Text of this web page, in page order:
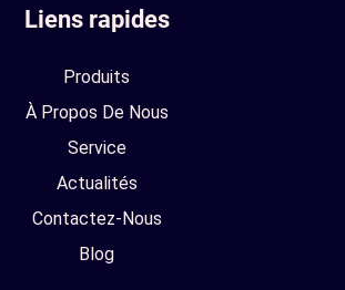
Liens rapides
Produits
À Propos De Nous
Service
Actualités
Contactez-Nous
Blog